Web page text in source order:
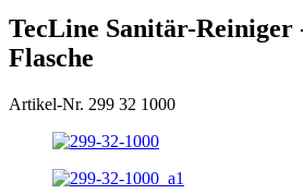
TecLine Sanitär-
Flasche
Artikel-Nr. 299 32 1000